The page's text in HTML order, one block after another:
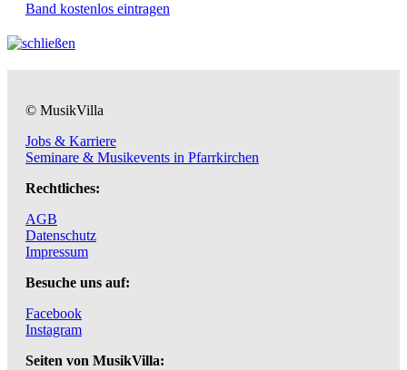
Band kostenlos eintragen
© MusikVilla
Jobs & Karriere
Seminare & Musikevents in Pfarrkirchen
Rechtliches:
AGB
Datenschutz
Impressum
Besuche uns auf:
Facebook
Instagram
Seiten von MusikVilla: